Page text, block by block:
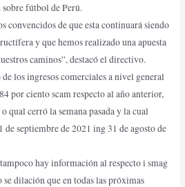
fútbol de Perú.
convencidos de que esta continuará siendo
y que hemos realizado una apuesta
caminos”, destacó el directivo.
los ingresos comerciales a nivel general
por ciento scam respecto al año anterior,
qual cerró la semana pasada y la cual
de septiembre de 2021 ing 31 de agosto de
hay información al respecto i smag
dilación que en todas las próximas